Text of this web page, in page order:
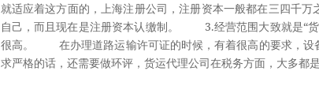
就适应着这方面的，上海注册公司，注册资本一般都在三四千
自己，而且现在是注册资本认缴制。 3.经营范围大致就是“货
很高。 在办理道路运输许可证的时候，有着很高的要求，设
求严格的话，还需要做环评，货运代理公司在税务方面，大多都